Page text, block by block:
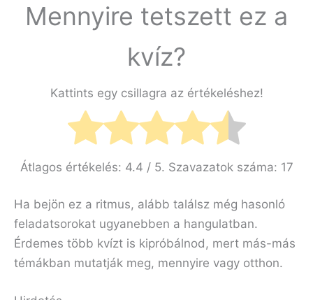
Mennyire tetszett ez a
kvíz?
Kattints egy csillagra az értékeléshez!
Átlagos értékelés: 4.4 / 5. Szavazatok száma: 17
Ha bejön ez a ritmus, alább találsz még hasonló
feladatsorokat ugyanebben a hangulatban.
Érdemes több kvízt is kipróbálnod, mert más-más
témákban mutatják meg, mennyire vagy otthon.